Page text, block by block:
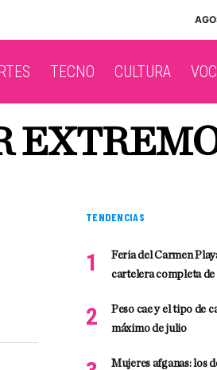
TECNO CULTURA
TENDENCIAS
Feria del Carmen
cartelera completa
Peso cae y el tipo de
máximo de julio
Mujeres afganas: los